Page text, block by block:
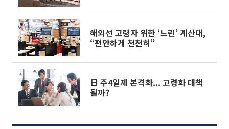
해외선 고령자 위한 ‘느린’ 계산대,
“편안하게 천천히”
日 주4일제 본격화... 고령화 대책
될까?